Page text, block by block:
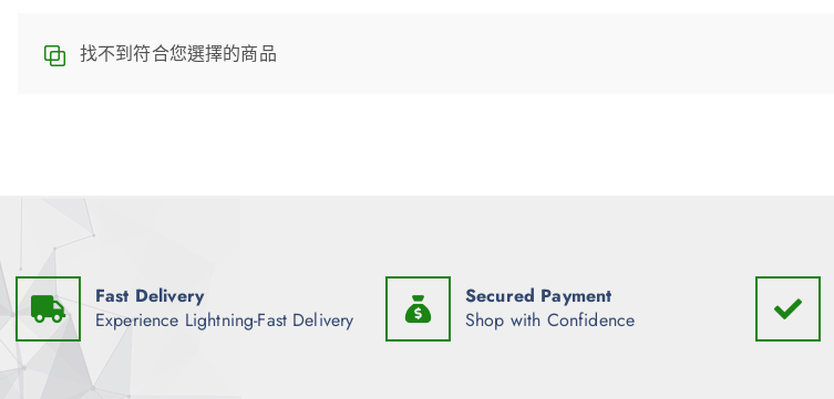
找不到符合您選擇的商品
Fast Delivery
Experience Lightning-Fast Delivery
Secured Payment
Shop with Confidence